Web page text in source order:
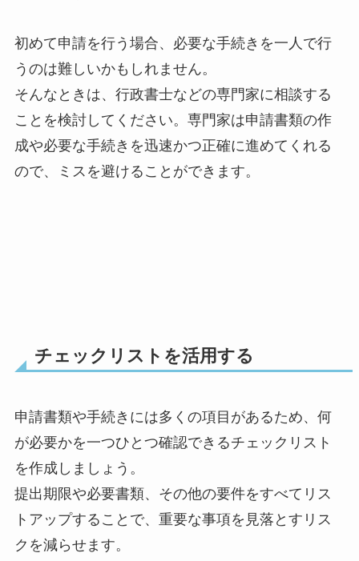
初めて申請を行う場合、必要な手続きを一人で行
うのは難しいかもしれません。
そんなときは、行政書士などの専門家に相談する
ことを検討してください。専門家は申請書類の作
成や必要な手続きを迅速かつ正確に進めてくれる
ので、ミスを避けることができます。
チェックリストを活用する
申請書類や手続きには多くの項目があるため、何
が必要かを一つひとつ確認できるチェックリスト
を作成しましょう。
提出期限や必要書類、その他の要件をすべてリス
トアップすることで、重要な事項を見落とすリス
クを減らせます。